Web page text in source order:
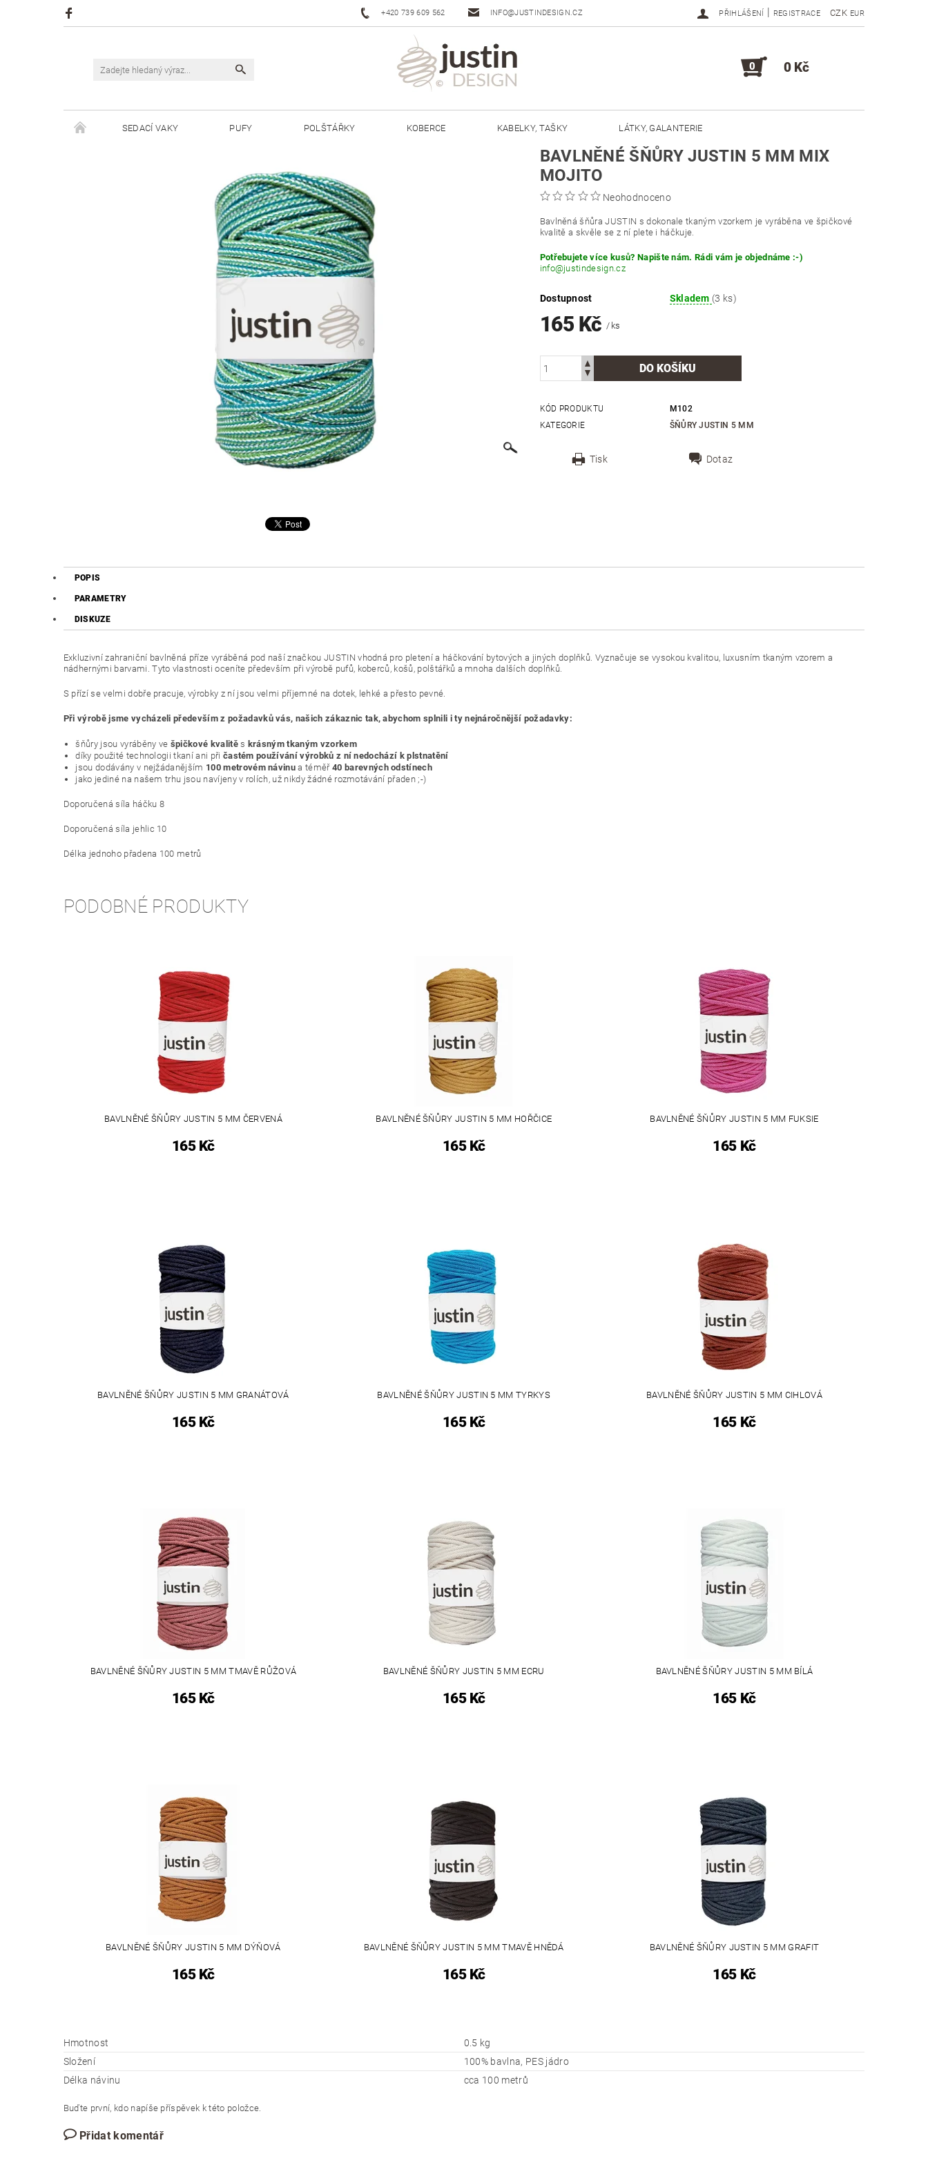
+420 739 609 562 INFO@JUSTINDESIGN.CZ CZK EUR
PŘIHLÁŠENÍ | REGISTRACE
0 0 Kč
SEDACÍ VAKY PUFY POLŠTÁŘKY KOBERCE KABELKY, TAŠKY LÁTKY, GALANTERIE
ŠŇŮRY JUSTIN 5 MM DOPLŇKY, KOMPONENTY
BAVLNĚNÉ ŠŇŮRY JUSTIN 5 MM MIX
MOJITO
Neohodnoceno
Bavlněná šňůra JUSTIN s dokonale tkaným vzorkem je vyráběna ve špičkové
kvalitě a skvěle se z ní plete i háčkuje.
Potřebujete více kusů? Napište nám. Rádi vám je objednáme :-)
info@justindesign.cz
Dostupnost Skladem (3 ks)
165 Kč/ ks
KÓD PRODUKTU
M102
KATEGORIE
ŠŇŮRY JUSTIN 5 MM
Tisk Dotaz
POPIS
PARAMETRY
DISKUZE
Exkluzivní zahraniční bavlněná příze vyráběná pod naší značkou JUSTIN vhodná pro pletení a háčkování bytových a jiných doplňků. Vyznačuje se vysokou kvalitou, luxusním tkaným vzorem a
nádhernými barvami. Tyto vlastnosti oceníte především při výrobě pufů, koberců, košů, polštářků a mnoha dalších doplňků.
S přízí se velmi dobře pracuje, výrobky z ní jsou velmi příjemné na dotek, lehké a přesto pevné.
Při výrobě jsme vycházeli především z požadavků vás, našich zákaznic tak, abychom splnili i ty nejnáročnější požadavky:
šňůry jsou vyráběny ve špičkové kvalitěs krásným tkaným vzorkem
díky použité technologii tkaní ani při častém používání výrobků z ní nedochází k plstnatění
jsou dodávány v nejžádanějším 100 metrovém návinu a téměř 40 barevných odstínech
jako jediné na našem trhu jsou navíjeny v rolích, už nikdy žádné rozmotávání přaden ;-)
Doporučená síla háčku 8
Doporučená síla jehlic 10
Délka jednoho přadena 100 metrů
PODOBNÉ PRODUKTY
BAVLNĚNÉ ŠŇŮRY JUSTIN 5 MM ČERVENÁ
165 Kč
BAVLNĚNÉ ŠŇŮRY JUSTIN 5 MM HOŘČICE
165 Kč
BAVLNĚNÉ ŠŇŮRY JUSTIN 5 MM FUKSIE
165 Kč
BAVLNĚNÉ ŠŇŮRY JUSTIN 5 MM GRANÁTOVÁ
165 Kč
BAVLNĚNÉ ŠŇŮRY JUSTIN 5 MM TYRKYS
165 Kč
BAVLNĚNÉ ŠŇŮRY JUSTIN 5 MM CIHLOVÁ
165 Kč
BAVLNĚNÉ ŠŇŮRY JUSTIN 5 MM TMAVĚ RŮŽOVÁ
165 Kč
BAVLNĚNÉ ŠŇŮRY JUSTIN 5 MM ECRU
165 Kč
BAVLNĚNÉ ŠŇŮRY JUSTIN 5 MM BÍLÁ
165 Kč
BAVLNĚNÉ ŠŇŮRY JUSTIN 5 MM DÝŇOVÁ
165 Kč
BAVLNĚNÉ ŠŇŮRY JUSTIN 5 MM TMAVĚ HNĚDÁ
165 Kč
BAVLNĚNÉ ŠŇŮRY JUSTIN 5 MM GRAFIT
165 Kč
Hmotnost
0.5 kg
Složení
100% bavlna, PES jádro
Délka návinu
cca 100 metrů
Buďte první, kdo napíše příspěvek k této položce.
Přidat komentář